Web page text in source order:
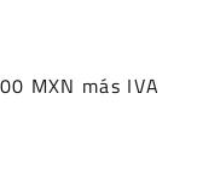
MXN más IVA